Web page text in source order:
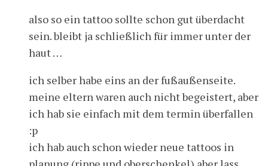
also so ein tattoo sollte schon gut überdacht
sein. bleibt ja schließlich für immer unter der
haut …
ich selber habe eins an der fußaußenseite.
meine eltern waren auch nicht begeistert, aber
ich hab sie einfach mit dem termin überfallen
:p
ich hab auch schon wieder neue tattoos in